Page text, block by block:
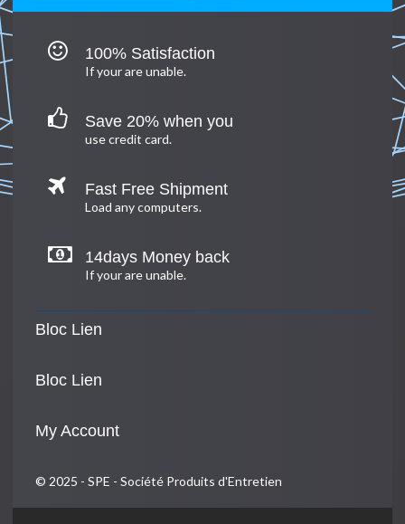
100% Satisfaction
If your are unable.
Save 20% when you
use credit card.
Fast Free Shipment
Load any computers.
14days Money back
If your are unable.
Bloc Lien
Bloc Lien
My Account
© 2025 - SPE - Société Produits d'Entretien